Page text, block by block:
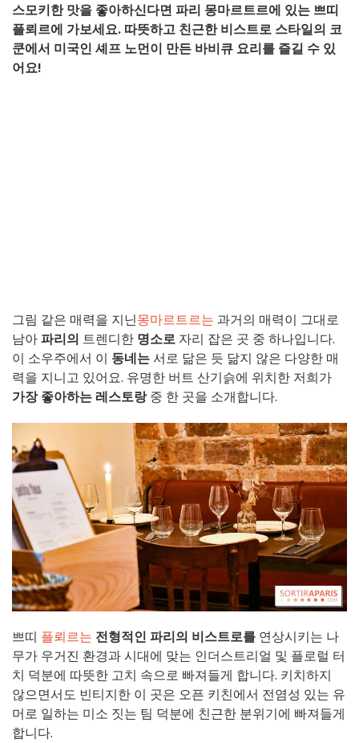
스모키한 맛을 좋아하신다면 파리 몽마르트르에 있는 쁘띠
플뢰르에 가보세요. 따뜻하고 친근한 비스트로 스타일의 코
쿤에서 미국인 셰프 노먼이 만든 바비큐 요리를 즐길 수 있
어요!
그림 같은 매력을 지닌몽마르트르는 과거의 매력이 그대로
남아파리의 트렌디한 명소로 자리 잡은 곳 중 하나입니다.
이 소우주에서 이 동네는서로 닮은 듯 닮지 않은 다양한 매
력을 지니고 있어요. 유명한 버트 산기슭에 위치한 저희가
가장 좋아하는 레스토랑중 한 곳을 소개합니다.
쁘띠 플뢰르는 전형적인 파리의 비스트로를 연상시키는 나
무가 우거진 환경과 시대에 맞는 인더스트리얼 및 플로럴 터
치 덕분에 따뜻한 고치 속으로 빠져들게 합니다. 키치하지
않으면서도 빈티지한 이 곳은 오픈 키친에서 전염성 있는 유
머로 일하는 미소 짓는 팀 덕분에 친근한 분위기에 빠져들게
합니다.